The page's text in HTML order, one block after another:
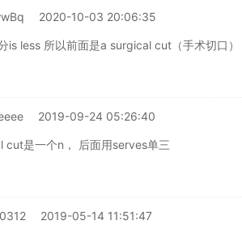
2020-10-03 20:06:35
is less 所以前面是a surgical cut（手术切口）
2019-09-24 05:26:40
cut是一个n， 后面用serves单三
2019-05-14 11:51:47